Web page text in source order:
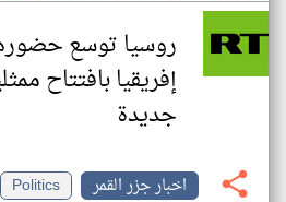
روسيا توسع
جديدة
اخبار جزر القمر
Politics